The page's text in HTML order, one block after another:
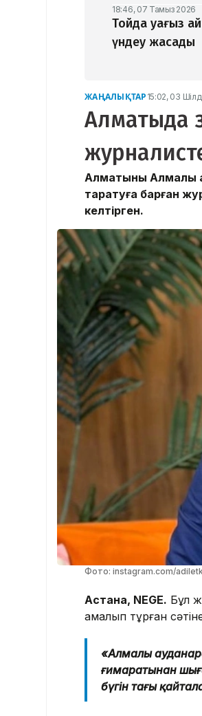
18:46, 07 Тамыз 2026
Тойда уағыз
үндеу жасады
ЖАҢАЛЫҚТАР 15:02, 03
Алматыда
Алматының Алмалы
таратуға барған
келтірген.
Фото: instagram.com/
Астана, NEGE. Бұл
қамалып тұрған
«Алмалы
ғимаратынан
бүгін тағы